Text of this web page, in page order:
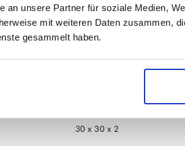
an unsere Partner für soziale Medien,
mit weiteren Daten zusammen,
gesammelt haben.
Passend zu Vierkantrohre
30 x 30 x 2